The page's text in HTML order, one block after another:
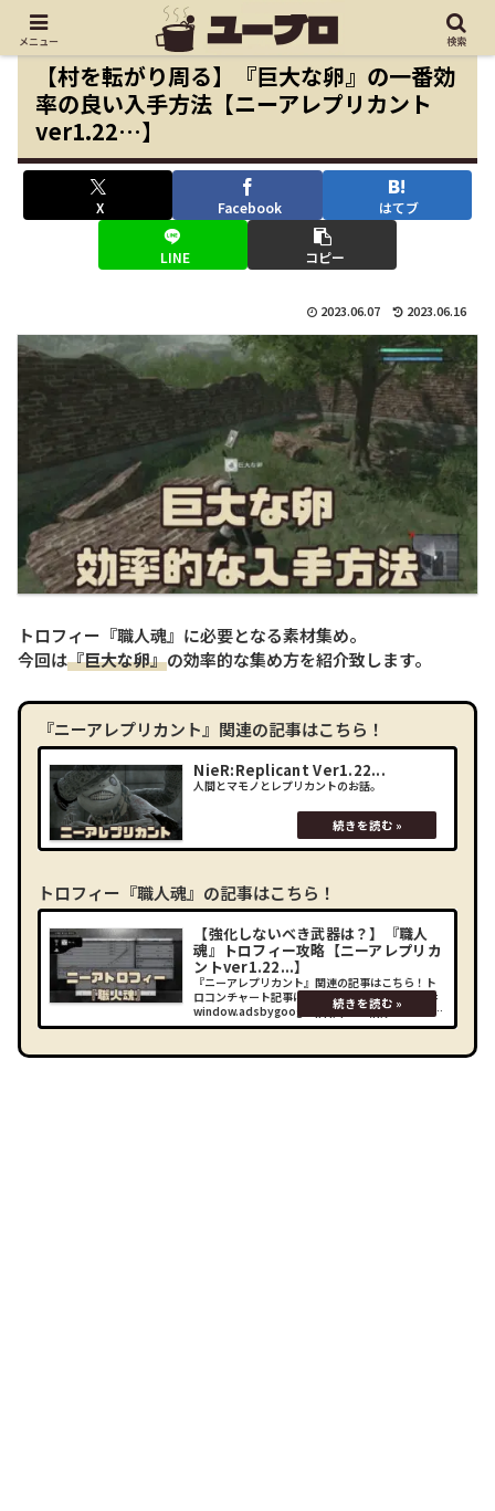
【村を転がり周る】『巨大な卵』の一番効
率の良い入手方法【ニーアレプリカント
ver1.22…】
X Facebook はてブ
LINE コピー
2023.06.07 2023.06.16
トロフィー『職人魂』に必要となる素材集め。
今回は『巨大な卵』の効率的な集め方を紹介致します。
『ニーアレプリカント』関連の記事はこちら！
NieR:Replicant Ver1.22...
人間とマモノとレプリカントのお話。
トロフィー『職人魂』の記事はこちら！
【強化しないべき武器は？】『職人
魂』トロフィー攻略【ニーアレプリカ
ントver1.22...】
『ニーアレプリカント』関連の記事はこちら！ト
ロコンチャート記事はこちら！ (adsbygoogle =
window.adsbygoogle || []).push({});トロフィー
『職人魂』について職人魂33種類の武器を最高レ
メニュー 検索